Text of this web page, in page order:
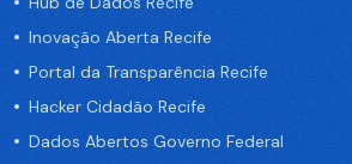
Inovação Aberta Recife
Portal da Transparência Recife
Hacker Cidadão Recife
Dados Abertos Governo Federal